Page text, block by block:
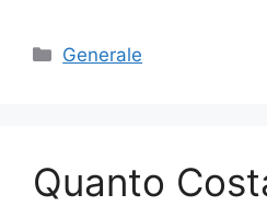
Categories
Generale
Quanto